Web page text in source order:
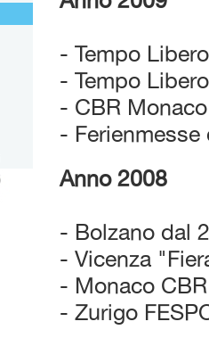
- Tempo
- Tempo
- CBR
-
Anno 2008
- Bolzano dal
- Vicenza
- Monaco
- Zurigo